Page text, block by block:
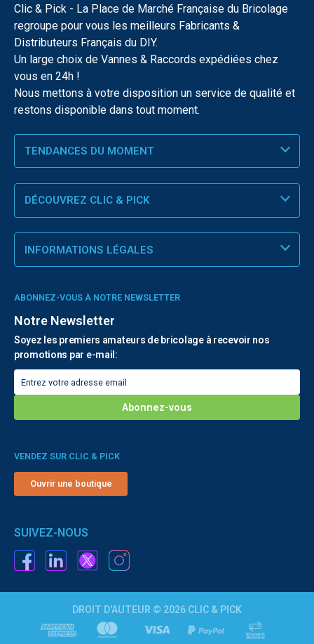
Clic & Pick - La Place de Marché Française du Bricolage
regroupe pour vous les meilleurs Fabricants &
Distributeurs Français du DIY.
Un large choix de Vannes & Raccords expédiées chez
vous en 24h !
Nous mettons à votre disposition un service de qualité et
restons disponible dans tout moment.
TENDANCES DU MOMENT
DÉCOUVREZ CLIC & PICK
INFORMATIONS LÉGALES
ABONNEZ-VOUS À NOTRE NEWSLETTER
Notre Newsletter
Soyez les premiers amateurs de bricolage à recevoir nos
promotions par e-mail:
VENDEZ SUR CLIC & PICK
Ouvrir une boutique
SUIVEZ-NOUS
DROIT D'AUTEUR © 2026 CLIC & PICK